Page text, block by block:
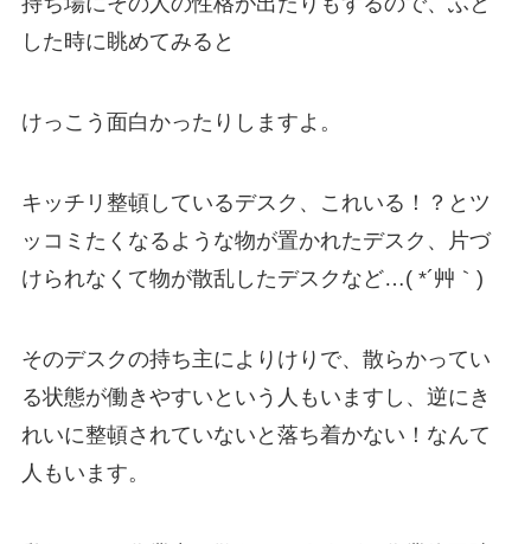
した時に眺めてみると
けっこう面白かったりしますよ。
キッチリ整頓しているデスク、これいる！？とツ
ッコミたくなるような物が置かれたデスク、片づ
けられなくて物が散乱したデスクなど…( *´艸｀)
そのデスクの持ち主によりけりで、散らかってい
る状態が働きやすいという人もいますし、逆にき
れいに整頓されていないと落ち着かない！なんて
人もいます。